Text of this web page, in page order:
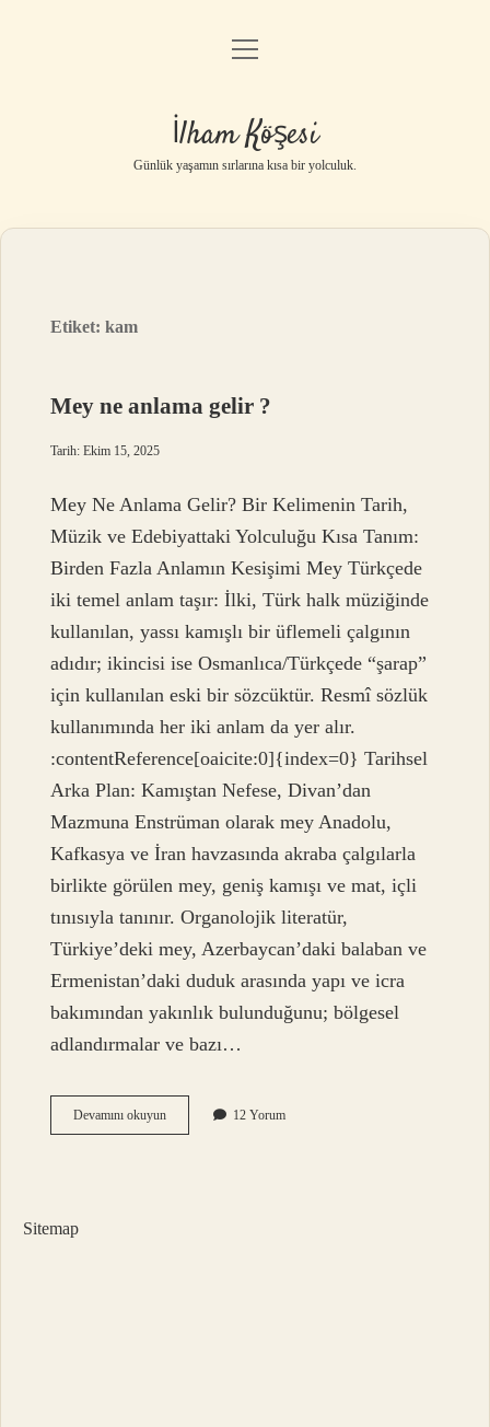
Anasayfa
Yasal Uyarı
menüyü
İlham Köşesi
Günlük yaşamın sırlarına kısa bir yolculuk.
Etiket:kam
Mey ne anlama gelir ?
Tarih: Ekim 15, 2025
Mey Ne Anlama Gelir? Bir Kelimenin Tarih,
Müzik ve Edebiyattaki Yolculuğu Kısa Tanım:
Birden Fazla Anlamın Kesişimi Mey Türkçede
iki temel anlam taşır: İlki, Türk halk müziğinde
kullanılan, yassı kamışlı bir üflemeli çalgının
adıdır; ikincisi ise Osmanlıca/Türkçede “şarap”
için kullanılan eski bir sözcüktür. Resmî sözlük
kullanımında her iki anlam da yer alır.
:contentReference[oaicite:0]{index=0} Tarihsel
Arka Plan: Kamıştan Nefese, Divan’dan
Mazmuna Enstrüman olarak mey Anadolu,
Kafkasya ve İran havzasında akraba çalgılarla
birlikte görülen mey, geniş kamışı ve mat, içli
tınısıyla tanınır. Organolojik literatür,
Türkiye’deki mey, Azerbaycan’daki balaban ve
Ermenistan’daki duduk arasında yapı ve icra
bakımından yakınlık bulunduğunu; bölgesel
adlandırmalar ve bazı…
Devamını okuyunMey
ne
12 Yorum
Sitemap